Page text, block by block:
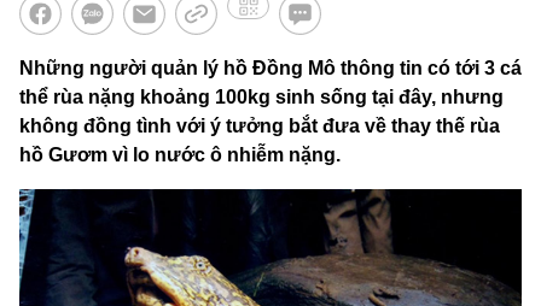
Những người quản lý hồ Đồng Mô thông tin có tới 3 cá
thể rùa nặng khoảng 100kg sinh sống tại đây, nhưng
không đồng tình với ý tưởng bắt đưa về thay thế rùa
hồ Gươm vì lo nước ô nhiễm nặng.